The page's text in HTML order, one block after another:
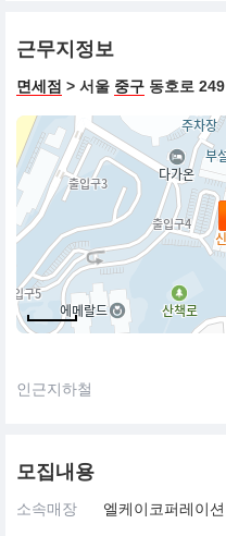
근무지정보
면세점 > 서울 중구 동호로 249
인근지하철
모집내용
소속매장 엘케이코퍼레이션